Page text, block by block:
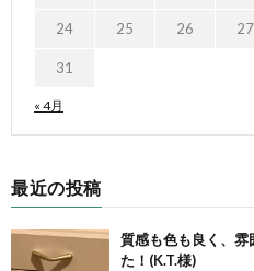
« 4月
24 25 26 27
31
最近の投稿
質感も色も良く、雰
た！(K.T.様)